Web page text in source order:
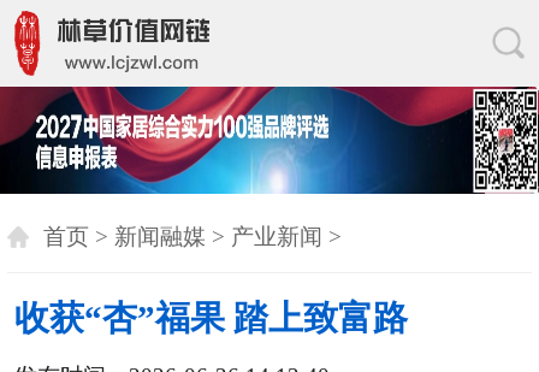
首页 > 新闻融媒 > 产业新闻 >
收获“杏”福果 踏上致富路